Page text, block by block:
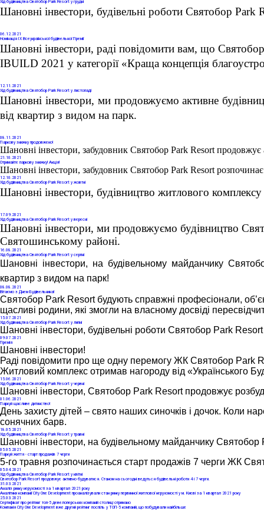
Хід будівництва Святобор Park Resort у грудні
Шановні інвестори, будівельні роботи Святобор Park
06.12.2021
Номінація IX Всеукраїнської будівельної Премії
Шановні інвестори, раді повідомити вам, що
IBUILD 2021 у категорії «Краща концепція
12.11.2021
Хід будівництва Святобор Park Resort у листопаді
Шановні інвестори, ми продовжуємо активне
від квартир з видом на парк.
08.11.2021
Паркову знижку продовжено!
Шановні інвестори, забудовник Святобор Park Resort
21 .10.2021
Отримайте паркову знижку! Акція!
Шановні інвестори, забудовник Святобор Park Resort
12.10.2021
Хід будівництва Святобор Park Resort у жовтні
Шановні інвестори, будівництво житлового
17.09.2021
Хід будівництва Святобор Park Resort у вересні
Шановні інвестори, ми продовжуємо будівництво
Святошинському районі.
16.08.2021
Хід будівництва Святобор Park Resort у серпні
Шановні інвестори, на будівельному майданчику
квартир з видом на парк!
08.08.2021
Вітаємо з Днем Будівельника!
Святобор Park Resort будують справжні професіонали,
щасливі родини, які змогли на власному досвіді
15.07.2021
Хід будівництва Святобор Park Resort у липні
Шановні інвестори, будівельні роботи Святобор Park
09.07.2021
Премія
Шановні інвестори!
Раді повідомити про ще одну перемогу ЖК Святобор Park
Житловий комплекс отримав нагороду від «Українського
15.06.2021
Хід будівництва Святобор Park Resort у червні
Шановні інвестори, Святобор Park Resort продовжує
01 .06.2021
Паркуй щасливе дитинство!
День захисту дітей – свято наших синочків і дочок. Коли
сонячних барв.
18.05.2021
Хід будівництва Святобор Park Resort у травні
Шановні інвестори, на будівельному майданчику
05.05.2021
Паркуй життя - старт продажів 7 черги
5-го травня розпочинається старт продажів 7 черги ЖК
05.04.2021
Хід будівництва Святобор Park Resort у квітні
Святобор Park Resort продовжує активно будуватися. Станом на сьогодні ведуться будівельні роботи 4 і 7 черги.
31 .03.2021
Аналіз ринку нерухомості за 1 квартал 2021 року
Аналітики компанії City One Development проаналізували стан ринку первинної житлової нерухомості у м. Києві за 1 квартал 2021 року
25.03.2021
Сертифікат про рейтинг топ-5 девелоперських компаній столиці отримано
Компанія Сity One Development вже другий рейтинг поспіль у ТОП-5 компаній, що побудували найбільше